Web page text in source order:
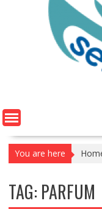
You are here
TAG: PARFUM